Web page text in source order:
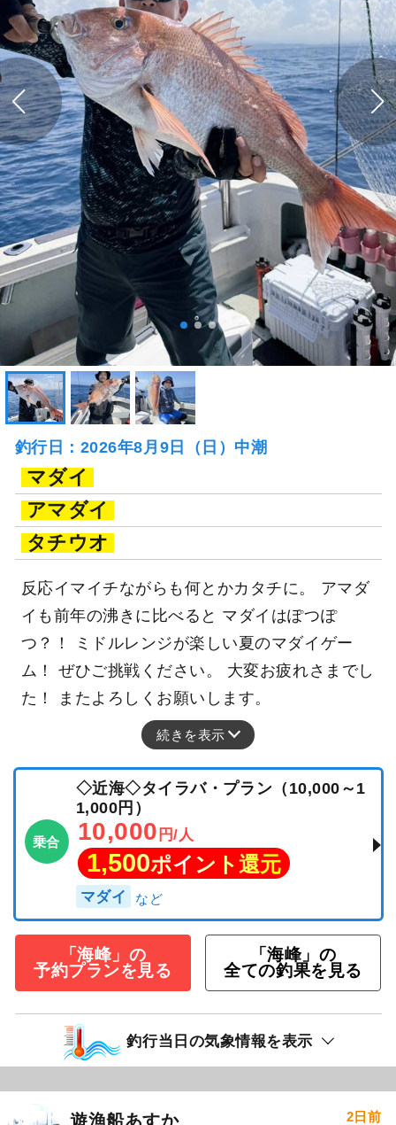
釣行日：2026年8月9日（日）中潮
マダイ
アマダイ
タチウオ
反応イマイチながらも何とかカタチに。 アマダ
イも前年の沸きに比べると マダイはぽつぽ
つ？！ ミドルレンジが楽しい夏のマダイゲー
ム！ ぜひご挑戦ください。 大変お疲れさまでし
た！ またよろしくお願いします。
続きを表示
乗合
◇近海◇タイラバ・プラン（10,000～1
1,000円）
10,000 円/人
1,500ポイント還元
マダイ
「海峰」の
予約プランを見る
「海峰」の
全ての釣果を見る
釣行当日の気象情報を表示
遊漁船あすか 2日前